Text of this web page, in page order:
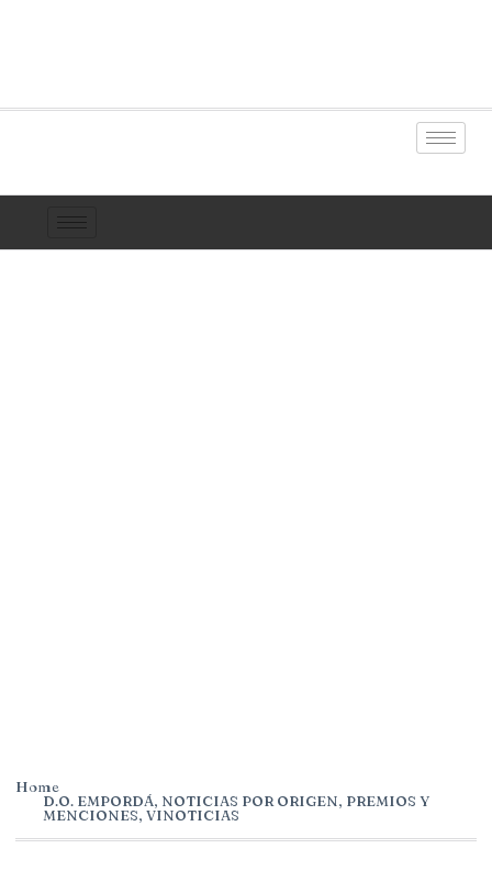
Home
D.O. EMPORDÁ, NOTICIAS POR ORIGEN, PREMIOS Y
MENCIONES, VINOTICIAS